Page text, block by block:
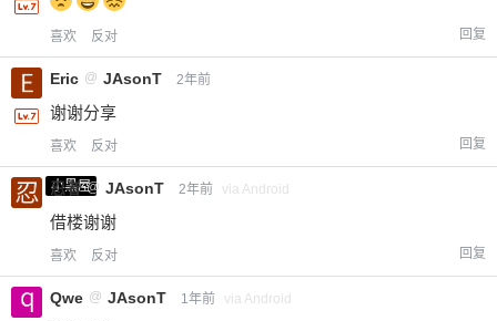
喜欢 反对 回复
Eric @ JAsonT 2年前
谢谢分享
喜欢 反对 回复
小黑屋
忍者 @ JAsonT 2年前 via Android
借楼谢谢
喜欢 反对 回复
Qwe @ JAsonT 1年前 via Android